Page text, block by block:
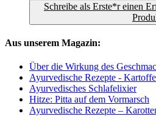
Schreibe als Erste*r einen
Aus unserem Magazin:
Über die Wirkung des
Ayurvedische Rezepte -
Ayurvedisches Schlafelixier
Hitze: Pitta auf dem Vormarsch
Ayurvedische Rezepte –